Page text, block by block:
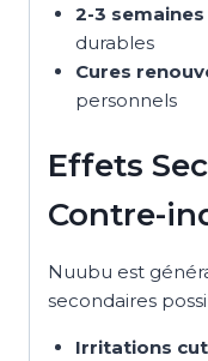
2-3 semaines
durables
Cures
personnels
Effets
Contre-
Nuubu est
secondaires
Irritations